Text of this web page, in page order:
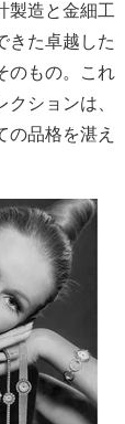
製造と金細工
きた卓越した
のもの。これ
ションは、
の品格を湛え